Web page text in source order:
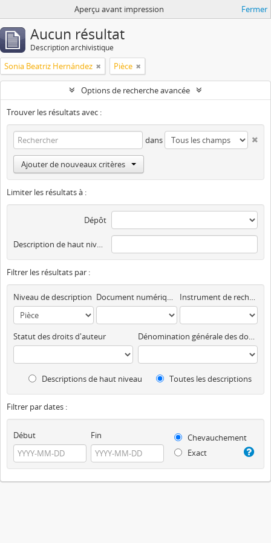
Aperçu avant impression Fermer
Aucun résultat
Description archivistique
Sonia Beatriz Hernández Pièce
Options de recherche avancée
Trouver les résultats avec :
dans
Ajouter de nouveaux critères
Limiter les résultats à :
Dépôt
Description de haut niveau
Filtrer les résultats par :
Niveau de description Document numérique disponible Instrument de recherche
Statut des droits d'auteur Dénomination générale des documents
Descriptions de haut niveau Toutes les descriptions
Filtrer par dates :
Début Fin
Chevauchement
Exact